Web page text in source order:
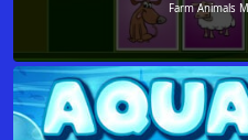
Farm Animals